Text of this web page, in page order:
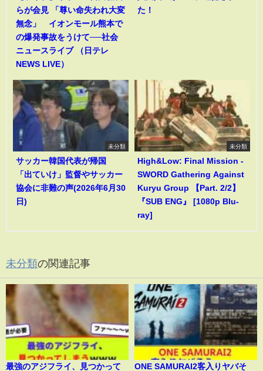
らが会見 「尊い命失われ大変
無念」 イオンモール熊本で
の爆発事故をうけて──社会
ニュースライブ （日テレ
NEWS LIVE）
た！
未分類
サッカー韓国代表が帰国
「出ていけ」監督やサッカー
協会に非難の声(2026年6月30
日)
未分類
High&Low: Final Mission -
SWORD Gathering Against
Kuryu Group 【Part. 2/2】
『SUB ENG』 [1080p Blu-
ray]
未分類の関連記事
最強のアジフライ、見つかって
ONE SAMURAI2客入りヤバそ